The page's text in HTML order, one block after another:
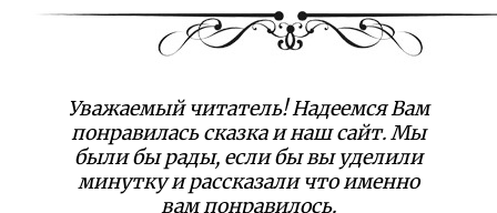
Уважаемый читатель! Надеемся Вам
понравилась сказка и наш сайт. Мы
были бы рады, если бы вы уделили
минутку и рассказали что именно
вам понравилось.